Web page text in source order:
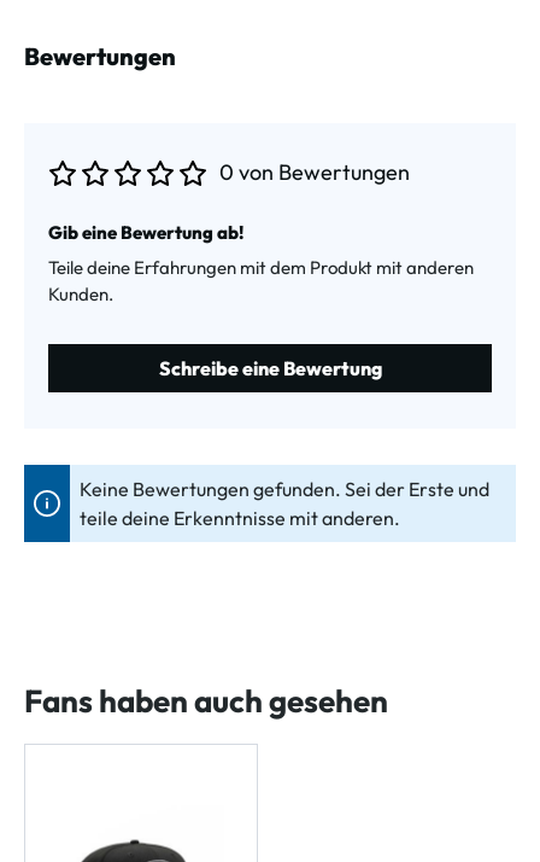
Bewertungen
0 von Bewertungen
Gib eine Bewertung ab!
Teile deine Erfahrungen mit dem Produkt mit anderen
Kunden.
Schreibe eine Bewertung
Keine Bewertungen gefunden. Sei der Erste und
teile deine Erkenntnisse mit anderen.
Fans haben auch gesehen